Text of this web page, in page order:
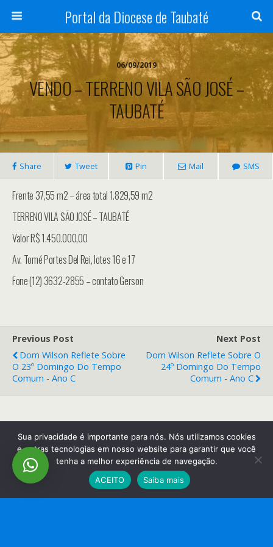
Portal da Diocese de Taubaté
06/09/2019
VENDO – TERRENO VILA SÃO JOSÉ –
TAUBATÉ
Share Tweet Pin Mail SMS
Frente 37,55 m2 – área total 1.829,59 m2
TERRENO VILA SÃO JOSÉ – TAUBATÉ
Valor R$ 1.450.000,00
Av. Tomé Portes Del Rei, lotes 16 e 17
Fone (12) 3632-2855 – contato Gerson
Previous Post
Dom Wilson Reflete Sobre
O 23º Domingo Do Tempo
Comum - Ano C
Next Post
Dom Wilson Reflete Sobre O
24º Domingo Do Tempo
Comum - Ano C
Back to top
Mobile Desktop
Sua privacidade é importante para nós. Nós utilizamos cookies
e outras tecnologias em nosso website para garantir que você
tenha a melhor experiência de navegação.
ACEITO
Saiba mais